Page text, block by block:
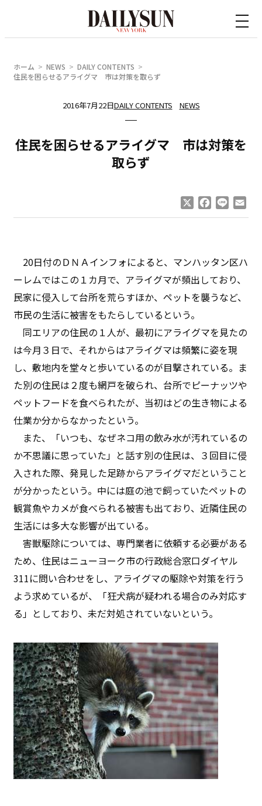
ホーム NEWS
DAILY CONTENTS
住民を困らせるアライグマ 市は対策を取らず
2016年7月22日DAILY CONTENTS NEWS
住民を困らせるアライグマ 市は対策を
取らず
Facebook
Line
20日付のＤＮＡインフォによると、マンハッタン区ハ
ーレムではこの１カ月で、アライグマが頻出しており、
民家に侵入して台所を荒らすほか、ペットを襲うなど、
市民の生活に被害をもたらしているという。
同エリアの住民の１人が、最初にアライグマを見たの
は今月３日で、それからはアライグマは頻繁に姿を現
し、敷地内を堂々と歩いているのが目撃されている。ま
た別の住民は２度も網戸を破られ、台所でピーナッツや
ペットフードを食べられたが、当初はどの生き物による
仕業か分からなかったという。
また、「いつも、なぜネコ用の飲み水が汚れているの
か不思議に思っていた」と話す別の住民は、３回目に侵
入された際、発見した足跡からアライグマだということ
が分かったという。中には庭の池で飼っていたペットの
観賞魚やカメが食べられる被害も出ており、近隣住民の
生活には多大な影響が出ている。
害獣駆除については、専門業者に依頼する必要がある
ため、住民はニューヨーク市の行政総合窓口ダイヤル
311に問い合わせをし、アライグマの駆除や対策を行う
よう求めているが、「狂犬病が疑われる場合のみ対応す
る」としており、未だ対処されていないという。